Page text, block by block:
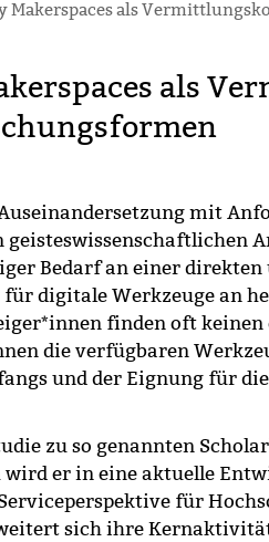
Makerspaces als
als
mit
geisteswissenschaftlichen
Bedarf an einer
digitale Werkzeuge an
finden oft
die verfügbaren
und der Eignung für
zu so genannten
wird er in eine aktuelle
für
sich ihre